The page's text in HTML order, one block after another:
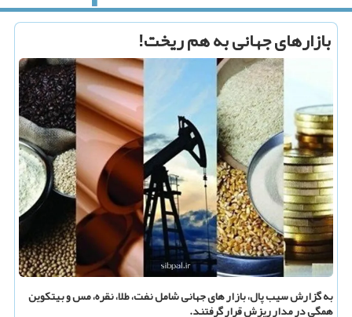
بازارهای جهانی به هم ریخت!
به گزارش سیب پال، بازار های جهانی شامل نفت، طلا، نقره، مس و بیتکوین
همگی در مدار ریزش قرار گرفتند.